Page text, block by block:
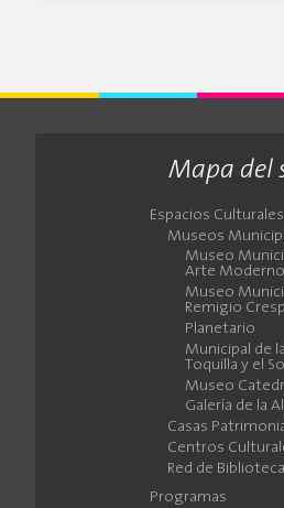
Mapa del
Espacios Culturales
Museos
Museo
Arte Moderno
Museo
Remigio
Planetario
Municipal de
Toquilla y el
Museo
Galería de la
Casas
Centros
Red de
Programas